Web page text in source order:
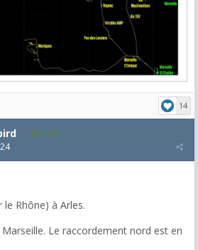
14
5,718
Rhône) à Arles.
Le raccordement nord est en